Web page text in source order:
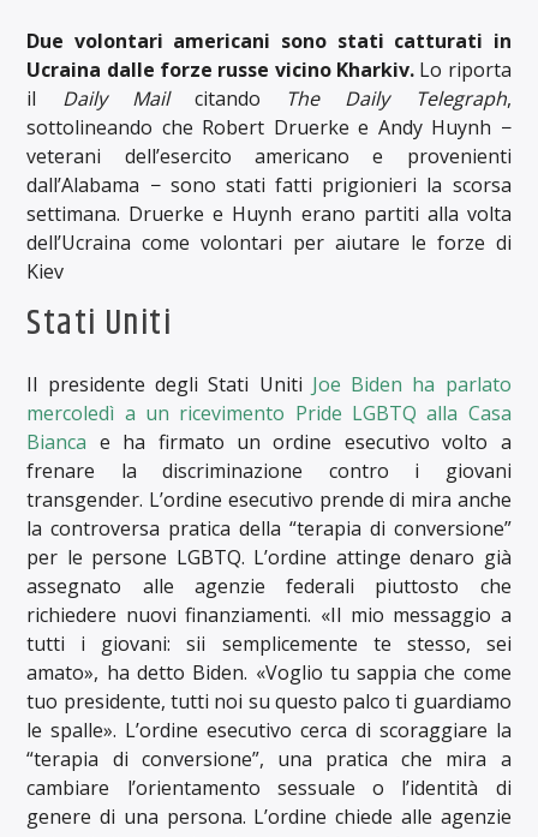
Due volontari americani sono stati catturati in
Ucraina dalle forze russe vicino Kharkiv.Lo riporta
il Daily Mailcitando The Daily Telegraph,
sottolineando che Robert Druerke e Andy Huynh −
veterani dell’esercito americano e provenienti
dall’Alabama − sono stati fatti prigionieri la scorsa
settimana. Druerke e Huynh erano partiti alla volta
dell’Ucraina come volontari per aiutare le forze di
Kiev
Stati Uniti
Il presidente degli Stati Uniti Joe Biden ha parlato
mercoledì a un ricevimento Pride LGBTQ alla Casa
Bianca e ha firmato un ordine esecutivo volto a
frenare la discriminazione contro i giovani
transgender. L’ordine esecutivo prende di mira anche
la controversa pratica della “terapia di conversione”
per le persone LGBTQ. L’ordine attinge denaro già
assegnato alle agenzie federali piuttosto che
richiedere nuovi finanziamenti. «Il mio messaggio a
tutti i giovani: sii semplicemente te stesso, sei
amato», ha detto Biden. «Voglio tu sappia che come
tuo presidente, tutti noi su questo palco ti guardiamo
le spalle». L’ordine esecutivo cerca di scoraggiare la
“terapia di conversione”, una pratica che mira a
cambiare l’orientamento sessuale o l’identità di
genere di una persona. L’ordine chiede alle agenzie